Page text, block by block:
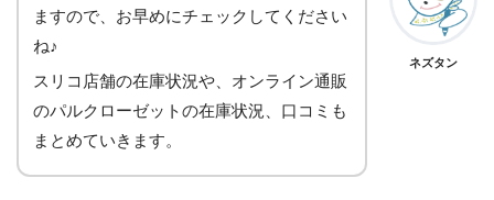
ますので、お早めにチェックしてください
ね♪
スリコ店舗の在庫状況や、オンライン通販
のパルクローゼットの在庫状況、口コミも
まとめていきます。
ネズタン